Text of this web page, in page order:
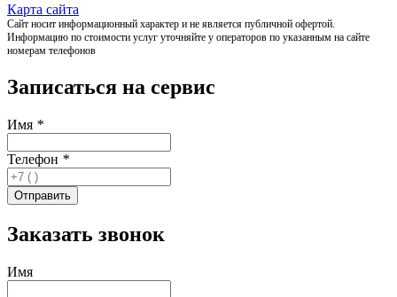
Карта сайта
Сайт носит информационный характер и не является публичной офертой.
Информацию по стоимости услуг уточняйте у операторов по указанным на сайте
номерам телефонов
Записаться на сервис
Имя *
Телефон *
Заказать звонок
Имя